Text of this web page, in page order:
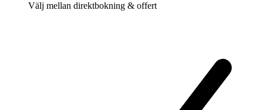
Välj mellan direktbokning & offert